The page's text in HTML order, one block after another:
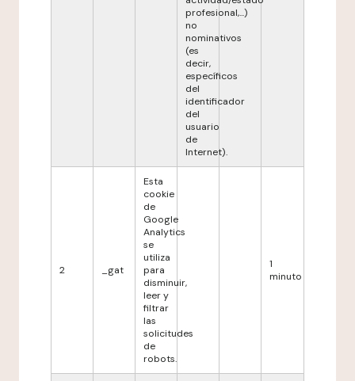
profesional,...)
no
nominativos
(es
decir,
específicos
del
identificador
del
usuario
de
Internet).
2 _gat
Esta
cookie
de
Google
Analytics
se
utiliza
para
disminuir,
leer y
filtrar
las
solicitudes
de
robots.
1
minuto